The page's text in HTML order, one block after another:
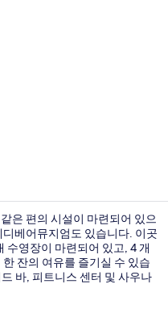
은 편의 시설이 마련되어 있으
베어뮤지엄도 있습니다. 이곳
수영장이 마련되어 있고, 4 개
잔의 여유를 즐기실 수 있습
바, 피트니스 센터 및 사우나